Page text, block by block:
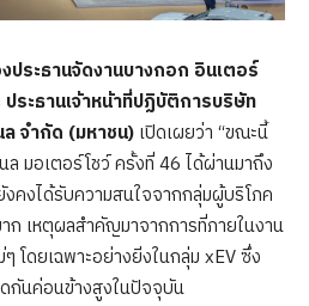
ประธานจัดงานบางกอก อินเตอร์
ระธานเจ้าหน้าที่ปฏิบัติการบริษัท
จำกัด (มหาชน) เปิดเผยว่า “ขณะนี้
มอเตอร์โชว์ ครั้งที่ 46 ได้ผ่านมาถึง
คงได้รับความสนใจจากกลุ่มผู้บริโภค
ก เหตุผลสำคัญมาจากการที่ภายในงาน
โดยเฉพาะอย่างยิ่งในกลุ่ม xEV ซึ่ง
กันค่อนข้างสูงในปัจจุบัน